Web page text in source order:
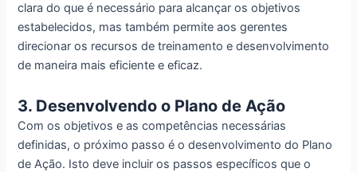
clara do que é necessário para alcançar os objetivos
estabelecidos, mas também permite aos gerentes
direcionar os recursos de treinamento e desenvolvimento
de maneira mais eficiente e eficaz.
3. Desenvolvendo o Plano de Ação
Com os objetivos e as competências necessárias
definidas, o próximo passo é o desenvolvimento do Plano
de Ação. Isto deve incluir os passos específicos que o